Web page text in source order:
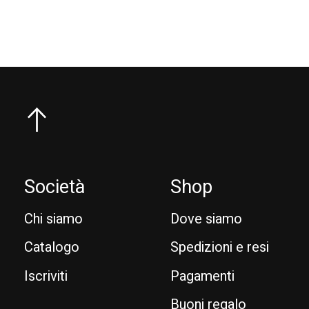
Società
Chi siamo
Catalogo
Iscriviti
Shop
Dove siamo
Spedizioni e resi
Pagamenti
Buoni regalo